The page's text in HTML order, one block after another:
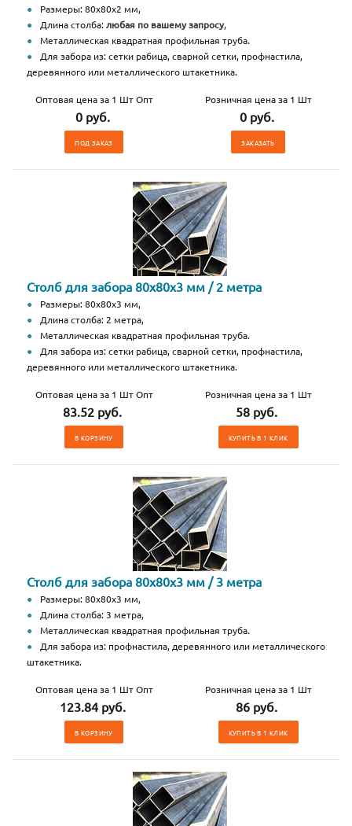
Размеры: 80х80х2 мм,
Длина столба:любая по вашему запросу,
Металлическая квадратная профильная труба.
Для забора из: сетки рабица, сварной сетки, профнастила,
деревянного или металлического штакетника.
Оптовая цена за 1 Шт Опт
0 руб.
ПОД ЗАКАЗ
Розничная цена за 1 Шт
0 руб.
ЗАКАЗАТЬ
Столб для забора 80х80х3 мм / 2 метра
Размеры: 80х80х3 мм,
Длина столба: 2 метра,
Металлическая квадратная профильная труба.
Для забора из: сетки рабица, сварной сетки, профнастила,
деревянного или металлического штакетника.
Оптовая цена за 1 Шт Опт
83.52 руб.
В КОРЗИНУ
Розничная цена за 1 Шт
58 руб.
КУПИТЬ В 1 КЛИК
Столб для забора 80х80х3 мм / 3 метра
Размеры: 80х80х3 мм,
Длина столба: 3 метра,
Металлическая квадратная профильная труба.
Для забора из: профнастила, деревянного или металлического
штакетника.
Оптовая цена за 1 Шт Опт
123.84 руб.
В КОРЗИНУ
Розничная цена за 1 Шт
86 руб.
КУПИТЬ В 1 КЛИК